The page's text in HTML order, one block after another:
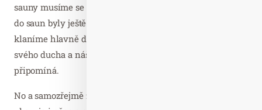
sauny musíme se sehnout při vstupu /a to dříve vchody
do saun byly ještě daleko nižší). Naším skloněním se
klaníme hlavně duchu sauny, Každá sauna má totiž
svého ducha a náš saunový klobouk nám to stále
připomíná.
No a samozřejmě zvolený tvar čepice, barva a styl